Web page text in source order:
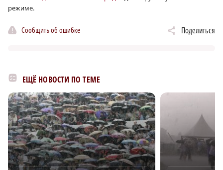
режиме.
Сообщить об ошибке Поделиться
ЕЩЁ НОВОСТИ ПО ТЕМЕ